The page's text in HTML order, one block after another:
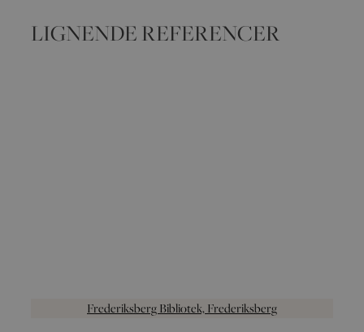
LIGNENDE REFERENCER
Frederiksberg Bibliotek, Frederiksberg